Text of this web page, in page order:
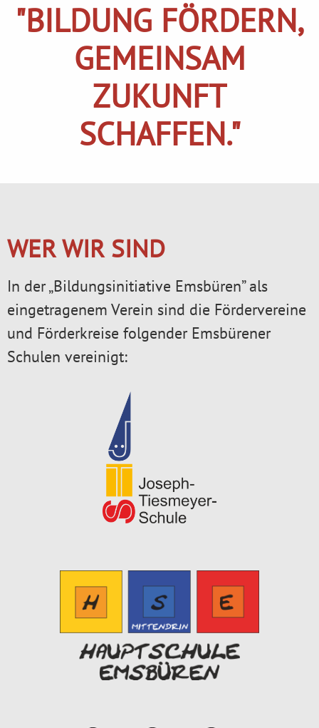
"BILDUNG FÖRDERN,
GEMEINSAM
ZUKUNFT
SCHAFFEN."
WER WIR SIND
In der „Bildungsinitiative Emsbüren” als
eingetragenem Verein sind die Fördervereine
und Förderkreise folgender Emsbürener
Schulen vereinigt: